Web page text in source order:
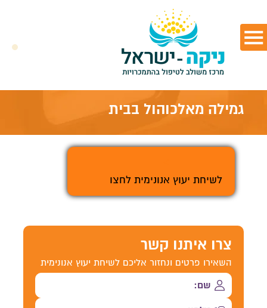
גמילה מאלכוהול בבית
לשיחת יעוץ אנונימית לחצו
צרו איתנו קשר
השאירו פרטים ונחזור אליכם לשיחת יעוץ אנונימית